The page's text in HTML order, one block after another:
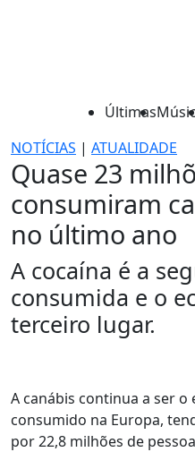
Últimas
NOTÍCIAS | ATUALIDADE
Quase 23
consumiram
no último ano
A cocaína é a
consumida e o
terceiro lugar.
A canábis continua a ser
consumido na Europa,
por 22,8 milhões de